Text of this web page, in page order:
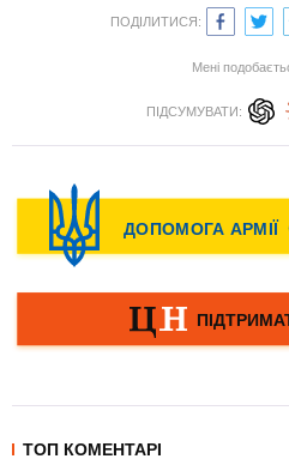
ПОДІЛИТИСЯ:
Мені
ПІДСУМУВАТИ:
ТОП КОМЕНТАРІ